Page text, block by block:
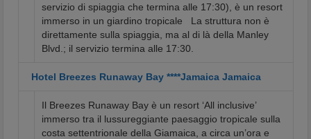
servizio di spiaggia che termina alle 17:30), è un resort
immerso in un giardino tropicale
La struttura non è
direttamente sulla spiaggia, ma al di là della Manley
Blvd.; il servizio termina alle 17:30.
Hotel Breezes Runaway Bay ****Jamaica Jamaica
Il Breezes Runaway Bay è un resort ‘All inclusive’
immerso tra il lussureggiante paesaggio tropicale sulla
costa settentrionale della Giamaica, a circa un’ora e